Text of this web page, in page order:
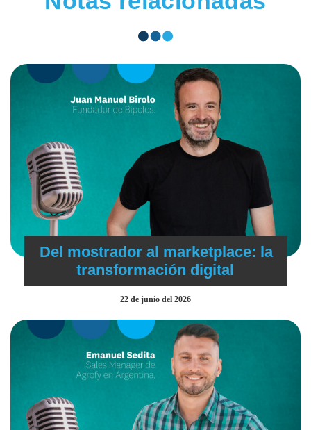
Del mostrador al marketplace: la
transformación digital
22 de junio del 2026